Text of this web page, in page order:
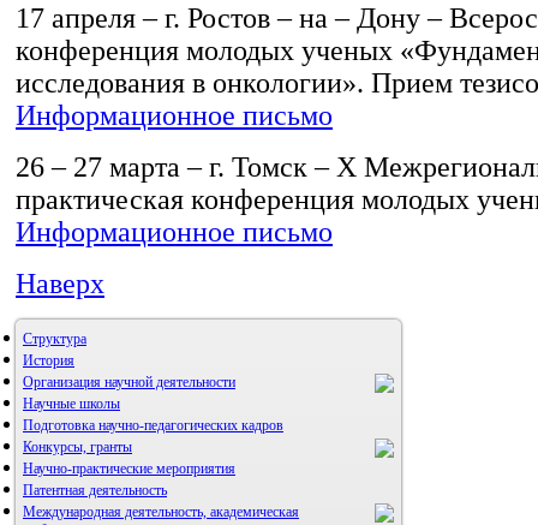
17 апреля – г. Ростов – на – Дону –
конференция молодых ученых
исследования в онкологии». Прием
Информационное письмо
26 – 27 марта – г. Томск – X
практическая конференция молодых
Информационное письмо
Наверх
Структура
История
Организация научной деятельности
Научные школы
Подготовка научно-педагогических кадров
Конкурсы, гранты
Научно-практические мероприятия
Патентная деятельность
Международная деятельность, академическая